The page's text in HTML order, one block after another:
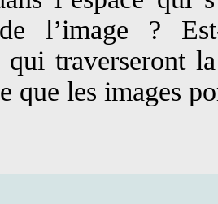
l’image ?
qui traverseront
que les images